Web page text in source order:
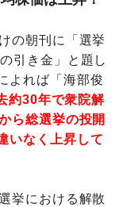
の朝刊に「選挙
引き金」と題し
よれば「海部俊
約30年で衆院解
ら総選挙の投開
いなく上昇して
挙における解散